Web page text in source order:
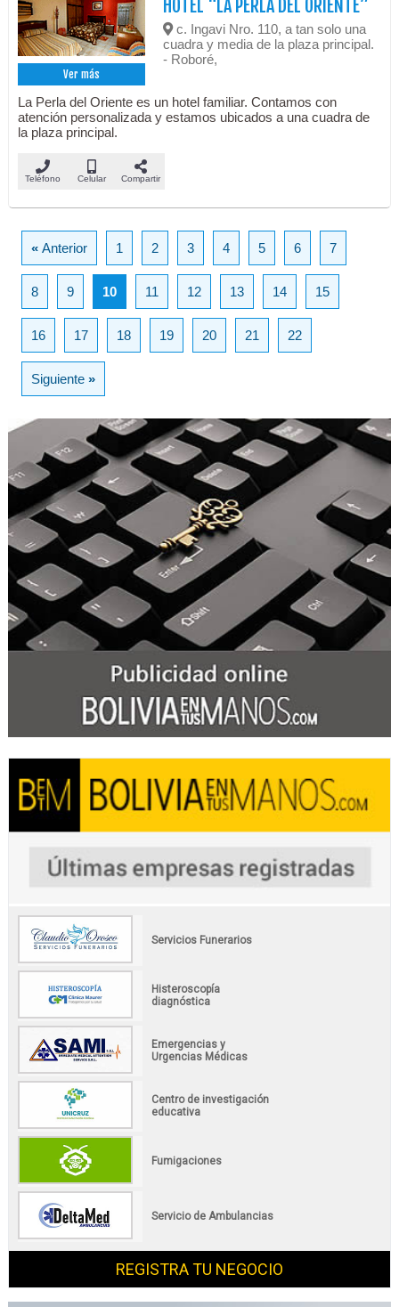
Ver más
HOTEL “LA PERLA DEL ORIENTE”
c. Ingavi Nro. 110, a tan solo una
cuadra y media de la plaza principal.
- Roboré,
La Perla del Oriente es un hotel familiar. Contamos con
atención personalizada y estamos ubicados a una cuadra de
la plaza principal.
Teléfono Celular Compartir
«Anterior 1 2 3 4 5 6 7
8 9 10 11 12 13 14 15
16 17 18 19 20 21 22
Siguiente»
Servicios Funerarios
Histeroscopía
diagnóstica
Emergencias y
Urgencias Médicas
Centro de investigación
educativa
Fumigaciones
Servicio de Ambulancias
REGISTRA TU NEGOCIO